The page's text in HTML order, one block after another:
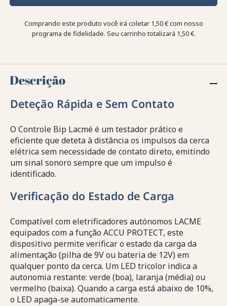
Comprando este produto você irá coletar 1,50 €com nosso
programa de fidelidade. Seu carrinho totalizará 1,50 €.
Descrição
Deteção Rápida e Sem Contato
O Controle Bip Lacmé é um testador prático e
eficiente que deteta à distância os impulsos da cerca
elétrica sem necessidade de contato direto, emitindo
um sinal sonoro sempre que um impulso é
identificado.
Verificação do Estado de Carga
Compatível com eletrificadores autónomos LACME
equipados com a função ACCU PROTECT, este
dispositivo permite verificar o estado da carga da
alimentação (pilha de 9V ou bateria de 12V) em
qualquer ponto da cerca. Um LED tricolor indica a
autonomia restante: verde (boa), laranja (média) ou
vermelho (baixa). Quando a carga está abaixo de 10%,
o LED apaga-se automaticamente.